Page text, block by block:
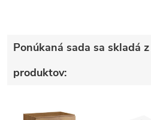
Ponúkaná sada sa skladá
produktov: